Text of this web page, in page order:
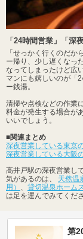
「24時間営業」「深
「せっかく行くのだ
ー帰り、少し遅くなっ
なってしまったけど広
マンにも嬉しいのが「
ー銭湯。
清掃や点検などの作業
料金が発生する場合が
いいでしょう。
■関連まとめ
深夜営業している東京
深夜営業している大阪
高井戸駅の深夜営業し
気があるのは、 天然温
用） 、 貸切温泉ホーム
は足を運んでみてくださ
第